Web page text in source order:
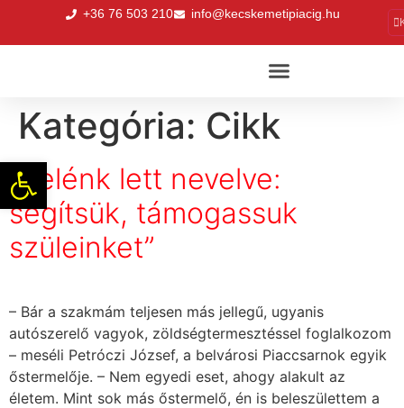
Eszköztár megnyitása
+36 76 503 210 info@kecskemetipiacig.hu
Kategória: Cikk
„Belénk lett nevelve:
segítsük, támogassuk
szüleinket”
– Bár a szakmám teljesen más jellegű, ugyanis
autószerelő vagyok, zöldségtermesztéssel foglalkozom
– meséli Petróczi József, a belvárosi Piaccsarnok egyik
őstermelője. – Nem egyedi eset, ahogy alakult az
életem. Mint sok más őstermelő, én is beleszülettem a